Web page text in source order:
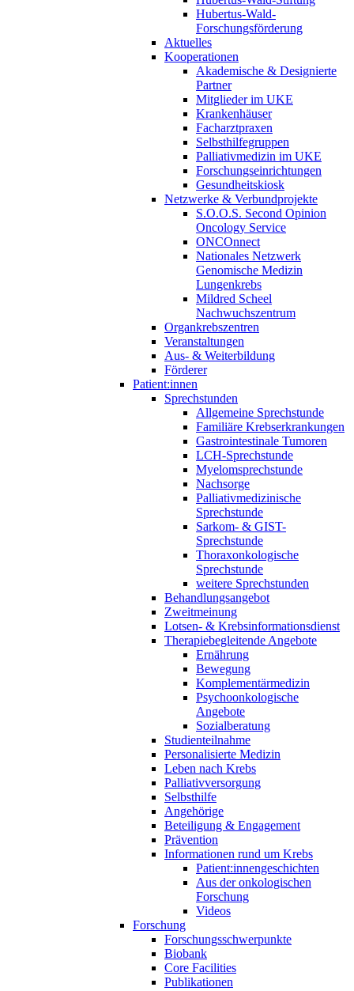
Hubertus-Wald-
Forschungsförderung
Aktuelles
Kooperationen
Akademische & Designierte
Partner
Mitglieder im UKE
Krankenhäuser
Facharztpraxen
Selbsthilfegruppen
Palliativmedizin im UKE
Forschungseinrichtungen
Gesundheitskiosk
Netzwerke & Verbundprojekte
S.O.O.S. Second Opinion
Oncology Service
ONCOnnect
Nationales Netzwerk
Genomische Medizin
Lungenkrebs
Mildred Scheel
Nachwuchszentrum
Organkrebszentren
Veranstaltungen
Aus- & Weiterbildung
Förderer
Patient:innen
Sprechstunden
Allgemeine Sprechstunde
Familiäre Krebserkrankungen
Gastrointestinale Tumoren
LCH-Sprechstunde
Myelomsprechstunde
Nachsorge
Palliativmedizinische
Sprechstunde
Sarkom- & GIST-
Sprechstunde
Thoraxonkologische
Sprechstunde
weitere Sprechstunden
Behandlungsangebot
Zweitmeinung
Lotsen- & Krebsinformationsdienst
Therapiebegleitende Angebote
Ernährung
Bewegung
Komplementärmedizin
Psychoonkologische
Angebote
Sozialberatung
Studienteilnahme
Personalisierte Medizin
Leben nach Krebs
Palliativversorgung
Selbsthilfe
Angehörige
Beteiligung & Engagement
Prävention
Informationen rund um Krebs
Patient:innengeschichten
Aus der onkologischen
Forschung
Videos
Forschung
Forschungsschwerpunkte
Biobank
Core Facilities
Publikationen